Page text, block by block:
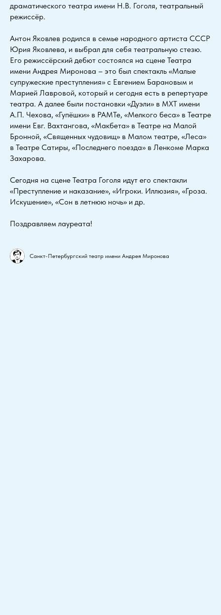
драматического театра имени Н.В. Гоголя, театральный
режиссёр.
Антон Яковлев родился в семье народного артиста СССР
Юрия Яковлева, и выбрал для себя театральную стезю.
Его режиссёрский дебют состоялся на сцене Театра
имени Андрея Миронова – это был спектакль «Малые
супружеские преступления» с Евгением Барановым и
Марией Лавровой, который и сегодня есть в репертуаре
театра. А далее были постановки «Дуэли» в МХТ имени
А.П. Чехова, «Гупёшки» в РАМТе, «Мелкого беса» в Театре
имени Евг. Вахтангова, «Макбета» в Театре на Малой
Бронной, «Священных чудовищ» в Малом театре, «Леса»
в Театре Сатиры, «Последнего поезда» в Ленкоме Марка
Захарова.
Сегодня на сцене Театра Гоголя идут его спектакли
«Преступление и наказание», «Игроки. Иллюзия», «Гроза.
Искушение», «Сон в летнюю ночь» и др.
Поздравляем лауреата!
Санкт-Петербургский театр имени Андрея Миронова